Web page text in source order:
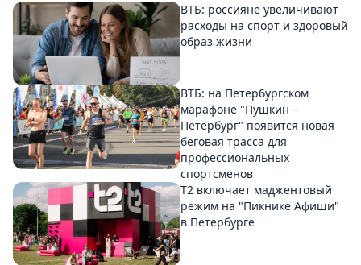
ВТБ: россияне увеличивают
расходы на спорт и здоровый
образ жизни
ВТБ: на Петербургском
марафоне "Пушкин –
Петербург" появится новая
беговая трасса для
профессиональных
спортсменов
Т2 включает маджентовый
режим на "Пикнике Афиши"
в Петербурге